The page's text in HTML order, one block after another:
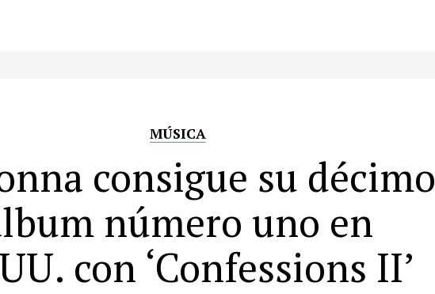
MÚSICA
consigue su décimo
número uno en
con ‘Confessions II’